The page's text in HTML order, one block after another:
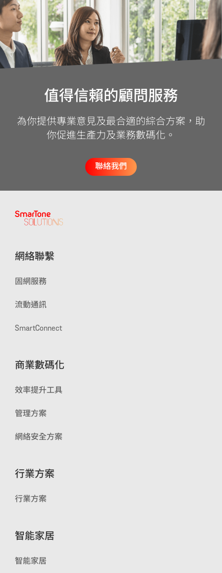
值得信賴的顧問服務
為你提供專業意見及最合適的綜合方案，助
你促進生產力及業務數碼化。
聯絡我們
網絡聯繫
固網服務
流動通訊
SmartConnect
商業數碼化
效率提升工具
管理方案
網絡安全方案
行業方案
行業方案
智能家居
智能家居